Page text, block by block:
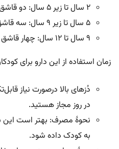
۲ سال تا زیر ۵ سال: دو قاشق پیمانه (۱۰ میلی‌لیتر)؛
۵ سال تا زیر ۹ سال: سه قاشق پیمانه (۱۵ میلی‌لیتر)؛
۹ سال تا ۱۲ سال: چهار قاشق پیمانه (۲۰ میلی‌لیتر).
زمان استفاده از این دارو برای
در روز مجاز هستید.
نحوۀ مصرف: بهتر است این
به کودک داده شود.